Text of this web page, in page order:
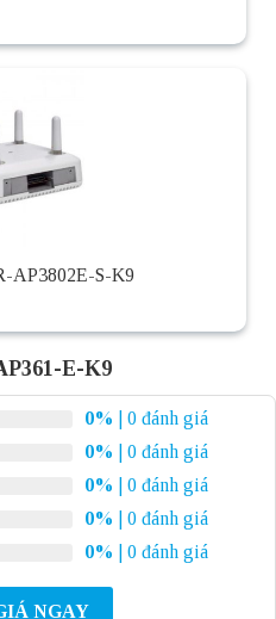
AP3802E-S-K9
E-K9
0%
| 0 đánh giá
0%
| 0 đánh giá
0%
| 0 đánh giá
0%
| 0 đánh giá
0% | 0 đánh giá
NGAY